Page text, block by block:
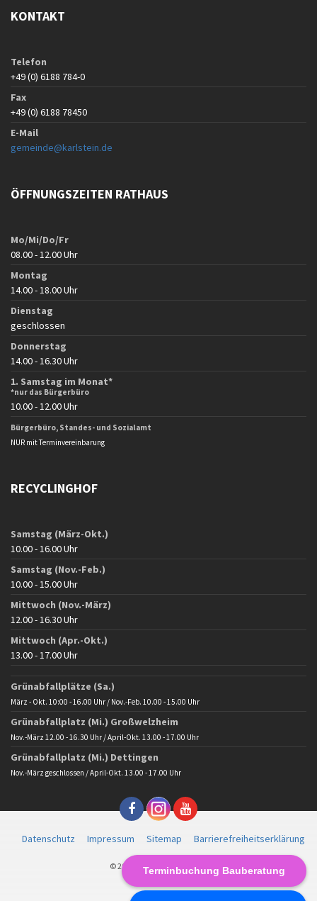
Terminbuchung Bauberatung
KONTAKT
Telefon
+49 (0) 6188 784-0
Fax
+49 (0) 6188 78450
E-Mail
gemeinde@karlstein.de
ÖFFNUNGSZEITEN RATHAUS
Mo/Mi/Do/Fr
08.00 - 12.00 Uhr
Montag
14.00 - 18.00 Uhr
Dienstag
geschlossen
Donnerstag
14.00 - 16.30 Uhr
1. Samstag im Monat*
*nur das Bürgerbüro
10.00 - 12.00 Uhr
Bürgerbüro, Standes- und Sozialamt
NUR mit Terminvereinbarung
RECYCLINGHOF
Samstag (März-Okt.)
10.00 - 16.00 Uhr
Samstag (Nov.-Feb.)
10.00 - 15.00 Uhr
Mittwoch (Nov.-März)
12.00 - 16.30 Uhr
Mittwoch (Apr.-Okt.)
13.00 - 17.00 Uhr
Grünabfallplätze (Sa.)
März - Okt. 10:00 - 16.00 Uhr / Nov.-Feb. 10.00 - 15.00 Uhr
Grünabfallplatz (Mi.) Großwelzheim
Nov.-März 12.00 - 16.30 Uhr / April-Okt. 13.00 - 17.00 Uhr
Grünabfallplatz (Mi.) Dettingen
Nov.-März geschlossen / April-Okt. 13.00 - 17.00 Uhr
Datenschutz Impressum Sitemap Barrierefreiheitserklärung
© 2025 Gemeinde Karlstein